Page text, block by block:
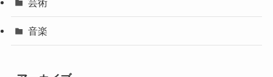
芸術
音楽